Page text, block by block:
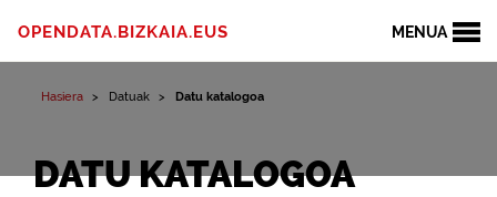
MENUA
OPENDATA.BIZKAIA.EUS
Hasiera Datuak Datu katalogoa
DATU KATALOGOA